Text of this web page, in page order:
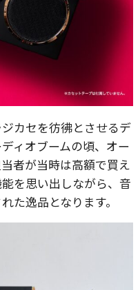
カセを彷彿とさせるデ
ィオブームの頃、オー
者が当時は高額で買え
を思い出しながら、音
た逸品となります。